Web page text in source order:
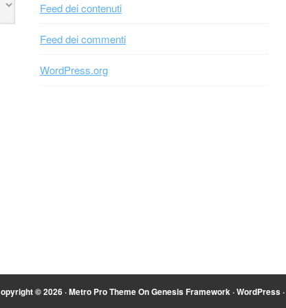
Feed dei contenuti
Feed dei commenti
WordPress.org
© 2026 ·Metro Pro ThemeOnGenesis Framework·WordPress·